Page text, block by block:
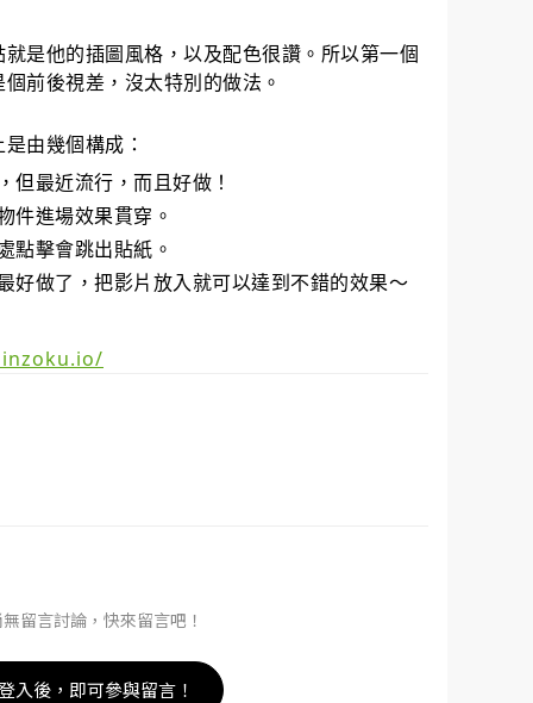
是他的插圖風格，以及配色很讚。所以第一個
前後視差，沒太特別的做法。
由幾個構成：
但最近流行，而且好做！
件進場效果貫穿。
點擊會跳出貼紙。
好做了，把影片放入就可以達到不錯的效果～
留言討論，快來留言吧！
入後，即可參與留言！